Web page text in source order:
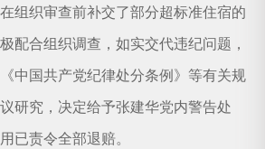
组织审查前补交了部分超标准住宿的
配合组织调查，如实交代违纪问题，
中国共产党纪律处分条例》等有关规
研究，决定给予张建华党内警告处
已责令全部退赔。